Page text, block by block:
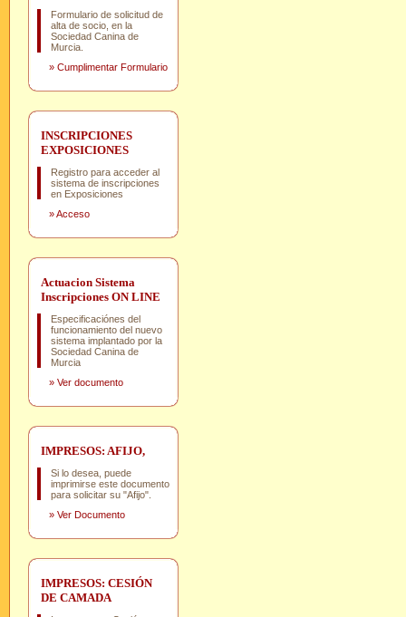
Formulario de solicitud de
alta de socio, en la
Sociedad Canina de
Murcia.
» Cumplimentar Formulario
INSCRIPCIONES
EXPOSICIONES
Registro para acceder al
sistema de inscripciones
en Exposiciones
»Acceso
Actuacion Sistema
Inscripciones ON LINE
Especificaciónes del
funcionamiento del nuevo
sistema implantado por la
Sociedad Canina de
Murcia
» Ver documento
IMPRESOS: AFIJO,
Si lo desea, puede
imprimirse este documento
para solicitar su "Afijo".
» Ver Documento
IMPRESOS: CESIÓN
DE CAMADA